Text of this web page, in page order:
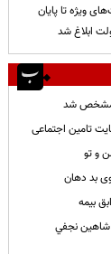
ویژه تا پایان
ابلاغ شد
مشخص شد
تامین اجتماعی
و تو
بیمه
شاهين نجفي